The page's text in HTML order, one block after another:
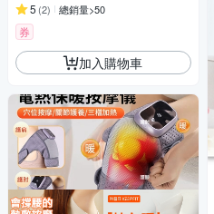
5 (2) 總銷量>50
券
加入購物車